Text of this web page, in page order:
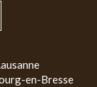
en-Bresse